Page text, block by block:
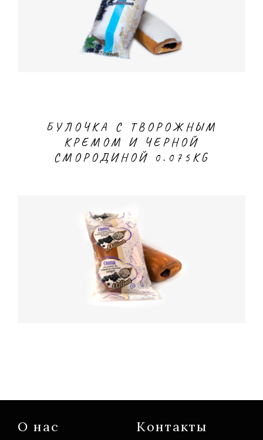
БУЛОЧКА С ТВОРОЖНЫМ
КРЕМОМ И ЧЕРНОЙ
СМОРОДИНОЙ 0.075KG
О нас Контакты